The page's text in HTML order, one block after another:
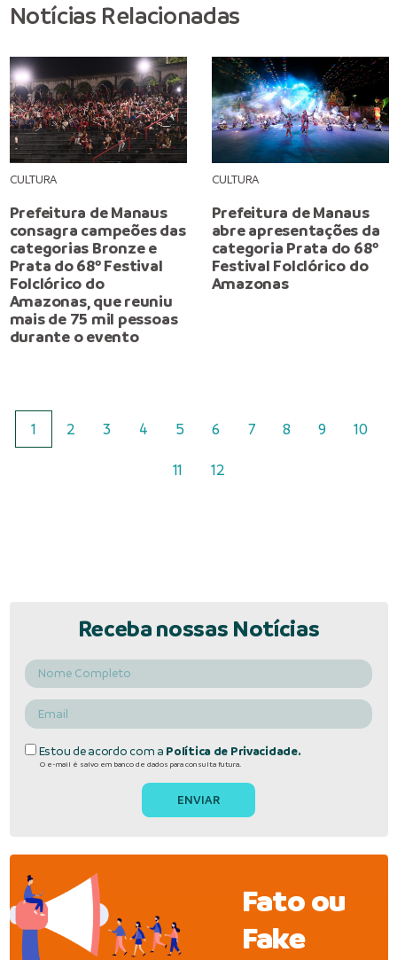
Notícias Relacionadas
CULTURA
Prefeitura de Manaus
consagra campeões das
categorias Bronze e
Prata do 68º Festival
Folclórico do
Amazonas, que reuniu
mais de 75 mil pessoas
durante o evento
CULTURA
Prefeitura de Manaus
abre apresentações da
categoria Prata do 68º
Festival Folclórico do
Amazonas
1 2 3 4 5 6 7 8 9 10
11 12
Receba nossas Notícias
Estou de acordo com a Política de Privacidade.
O e-mail é salvo em banco de dados para consulta futura.
Fato ou
Fake